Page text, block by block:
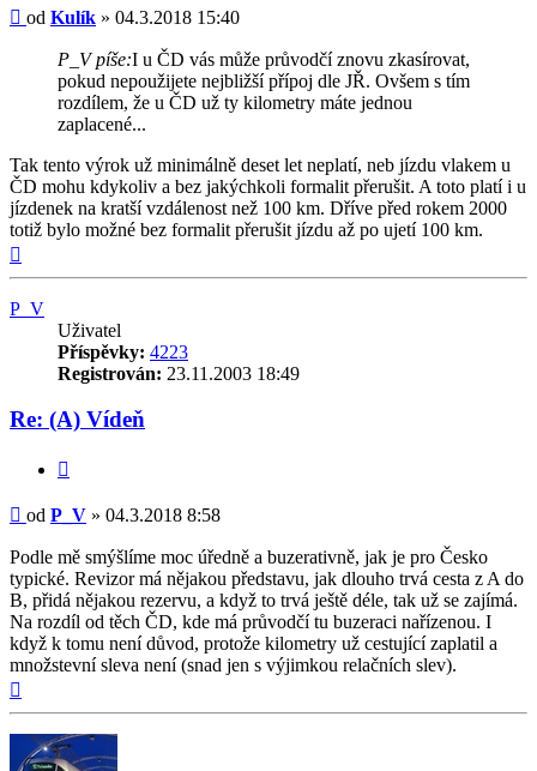
Příspěvek
od Kulík » 04.3.2018 15:40
P_V píše:I u ČD vás může průvodčí znovu zkasírovat,
pokud nepoužijete nejbližší přípoj dle JŘ. Ovšem s tím
rozdílem, že u ČD už ty kilometry máte jednou
zaplacené...
Tak tento výrok už minimálně deset let neplatí, neb jízdu vlakem u
ČD mohu kdykoliv a bez jakýchkoli formalit přerušit. A toto platí i u
jízdenek na kratší vzdálenost než 100 km. Dříve před rokem 2000
totiž bylo možné bez formalit přerušit jízdu až po ujetí 100 km.
P_V
Uživatel
Příspěvky: 4223
Registrován: 23.11.2003 18:49
Re: (A) Vídeň
Příspěvek
od P_V » 04.3.2018 8:58
Podle mě smýšlíme moc úředně a buzerativně, jak je pro Česko
typické. Revizor má nějakou představu, jak dlouho trvá cesta z A do
B, přidá nějakou rezervu, a když to trvá ještě déle, tak už se zajímá.
Na rozdíl od těch ČD, kde má průvodčí tu buzeraci nařízenou. I
když k tomu není důvod, protože kilometry už cestující zaplatil a
množstevní sleva není (snad jen s výjimkou relačních slev).